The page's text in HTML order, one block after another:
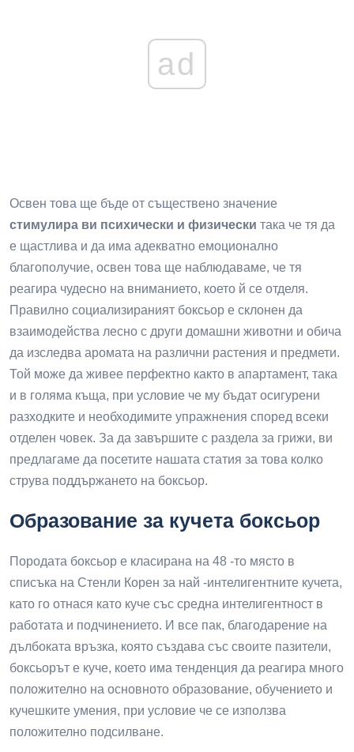
ad
Освен това ще бъде от съществено значение
стимулира ви психически и физически така че тя да
е щастлива и да има адекватно емоционално
благополучие, освен това ще наблюдаваме, че тя
реагира чудесно на вниманието, което й се отделя.
Правилно социализираният боксьор е склонен да
взаимодейства лесно с други домашни животни и обича
да изследва аромата на различни растения и предмети.
Той може да живее перфектно както в апартамент, така
и в голяма къща, при условие че му бъдат осигурени
разходките и необходимите упражнения според всеки
отделен човек. За да завършите с раздела за грижи, ви
предлагаме да посетите нашата статия за това колко
струва поддържането на боксьор.
Образование за кучета боксьор
Породата боксьор е класирана на 48 -то място в
списъка на Стенли Корен за най -интелигентните кучета,
като го отнася като куче със средна интелигентност в
работата и подчинението. И все пак, благодарение на
дълбоката връзка, която създава със своите пазители,
боксьорът е куче, което има тенденция да реагира много
положително на основното образование, обучението и
кучешките умения, при условие че се използва
положително подсилване.